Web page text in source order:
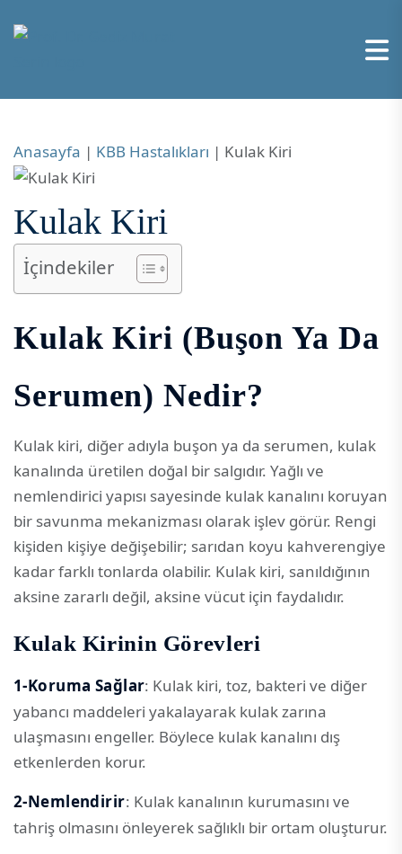
Anasayfa | KBB Hastalıkları | Kulak Kiri
Kulak Kiri
İçindekiler
Kulak Kiri (Buşon Ya Da
Serumen) Nedir?
Kulak kiri, diğer adıyla buşon ya da serumen, kulak
kanalında üretilen doğal bir salgıdır. Yağlı ve
nemlendirici yapısı sayesinde kulak kanalını koruyan
bir savunma mekanizması olarak işlev görür. Rengi
kişiden kişiye değişebilir; sarıdan koyu kahverengiye
kadar farklı tonlarda olabilir. Kulak kiri, sanıldığının
aksine zararlı değil, aksine vücut için faydalıdır.
Kulak Kirinin Görevleri
1-Koruma Sağlar: Kulak kiri, toz, bakteri ve diğer
yabancı maddeleri yakalayarak kulak zarına
ulaşmasını engeller. Böylece kulak kanalını dış
etkenlerden korur.
2-Nemlendirir: Kulak kanalının kurumasını ve
tahriş olmasını önleyerek sağlıklı bir ortam oluşturur.